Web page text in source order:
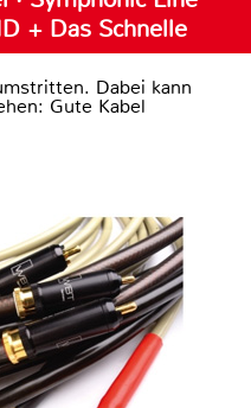
+ Das Schnelle
Dabei kann
Gute Kabel